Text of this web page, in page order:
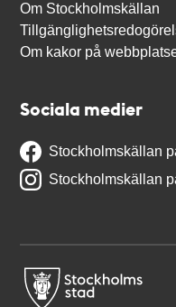
Om Stockholmskällan
Om kakor på
Sociala medier
Stockholmskällan
Stockholmskällan